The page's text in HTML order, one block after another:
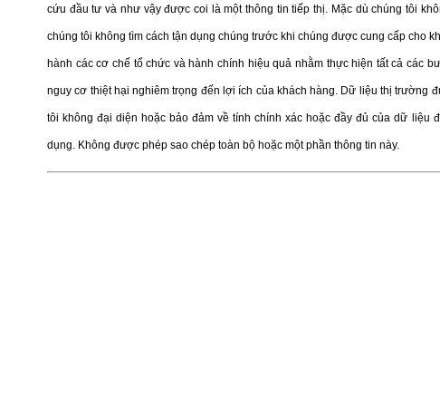
cứu đầu tư và như vậy được coi là một thông tin tiếp thị. Mặc dù chúng tôi
chúng tôi không tìm cách tận dụng chúng trước khi chúng được cung cấp cho
hành các cơ chế tổ chức và hành chính hiệu quả nhằm thực hiện tất cả các
nguy cơ thiệt hại nghiêm trọng đến lợi ích của khách hàng. Dữ liệu thị trường
tôi không đại diện hoặc bảo đảm về tính chính xác hoặc đầy đủ của dữ
dụng. Không được phép sao chép toàn bộ hoặc một phần thông tin này.